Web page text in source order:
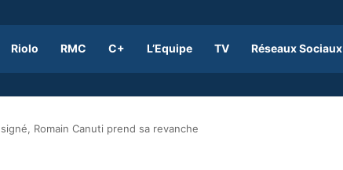
Riolo RMC C+ L’Equipe TV Réseaux Sociaux
Romain Canuti prend sa revanche